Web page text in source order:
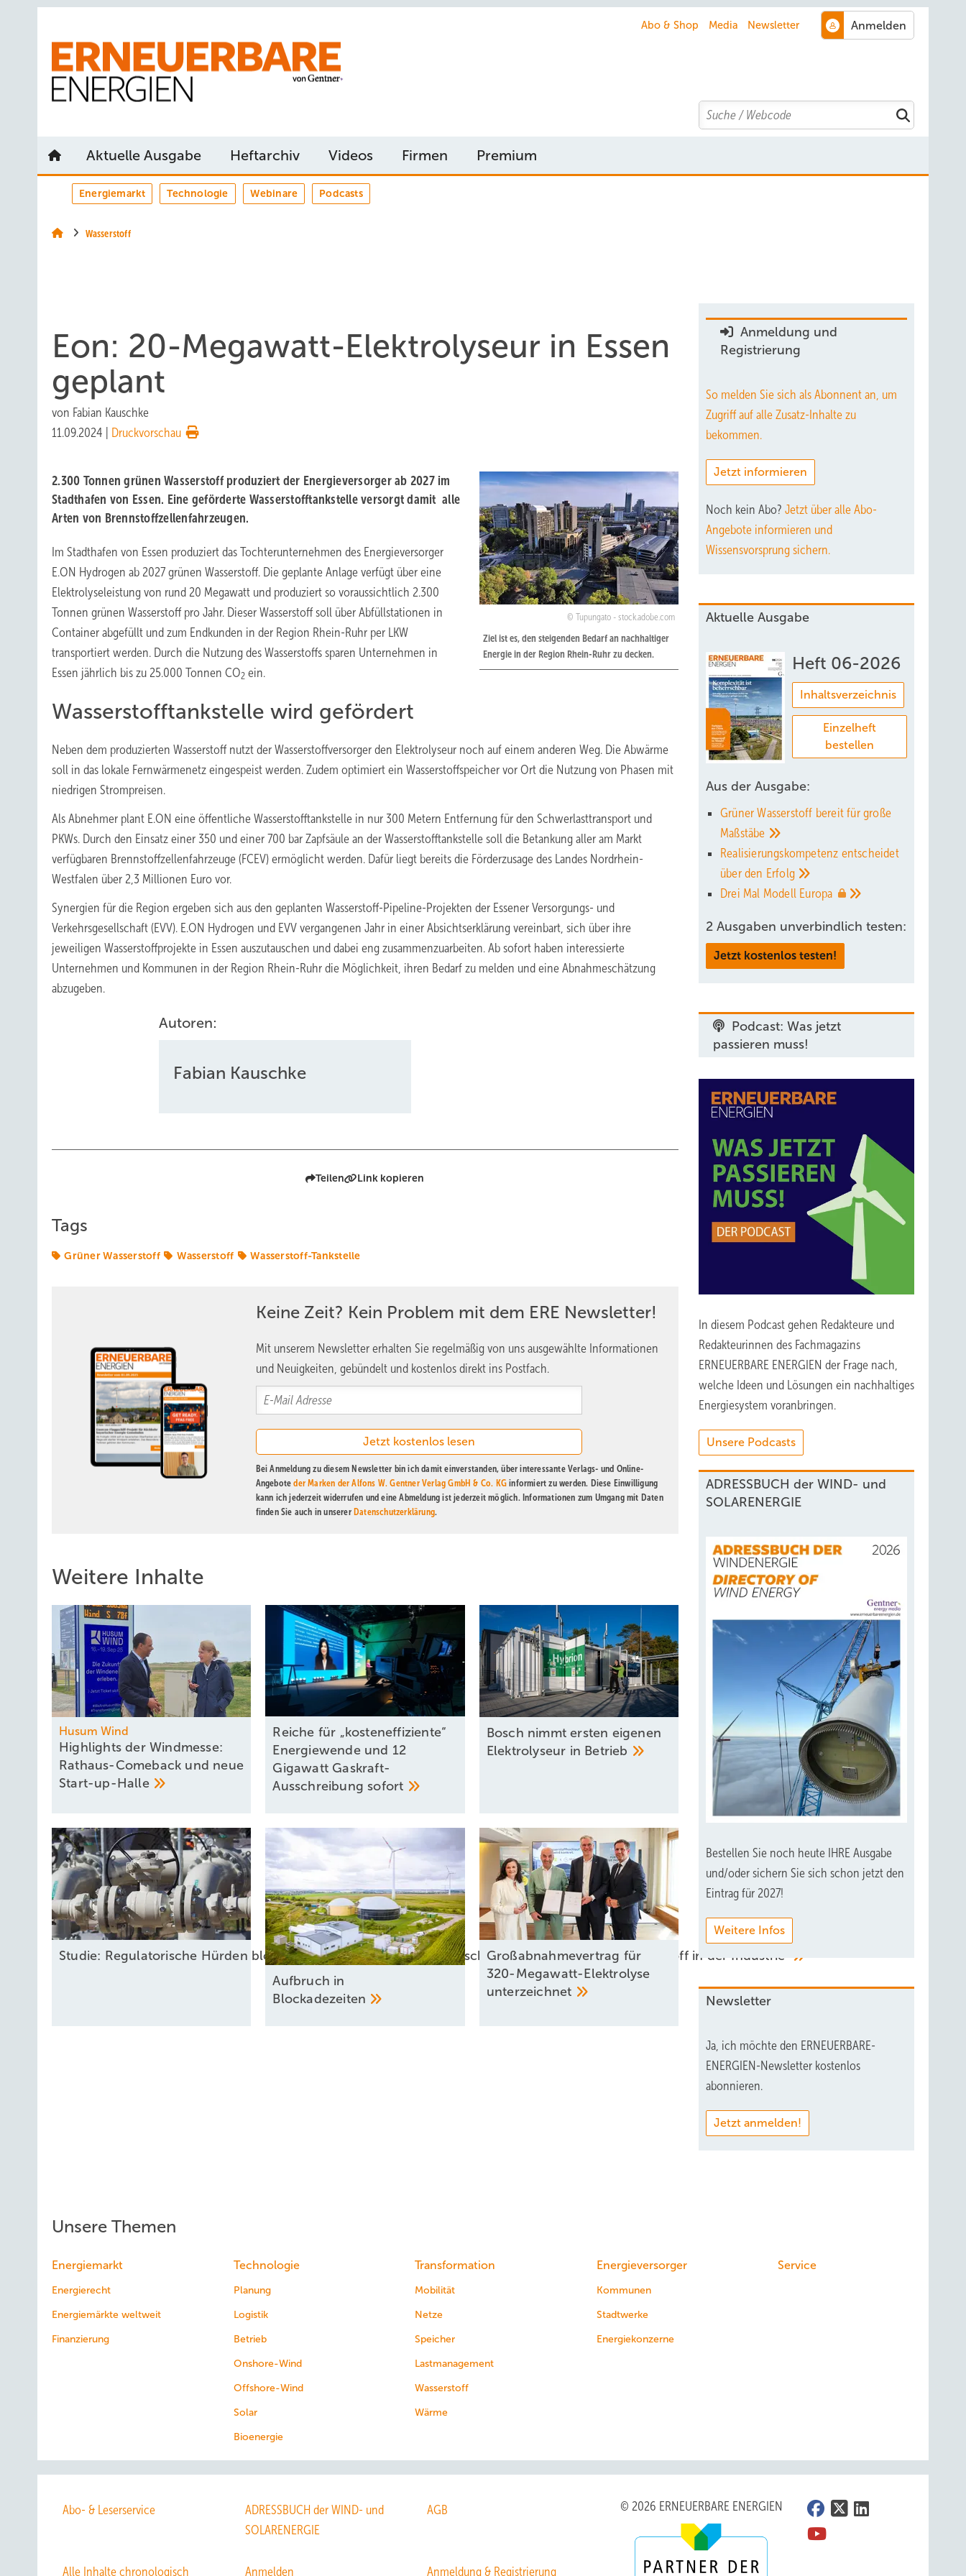
Abo & Shop Media Newsletter
Search
Aktuelle Ausgabe Heftarchiv Videos Firmen Premium
Energiemarkt Technologie Webinare Podcasts
Wasserstoff
Eon: 20-Megawatt-Elektrolyseur in Essen
geplant
von Fabian Kauschke
11.09.2024
Druckvorschau
Tupungato - stock.adobe.com
Ziel ist es, den steigenden Bedarf an nachhaltiger
Energie in der Region Rhein-Ruhr zu decken.
2.300 Tonnen grünen Wasserstoff produziert der Energieversorger ab 2027 im
Stadthafen von Essen. Eine geförderte Wasserstofftankstelle versorgt damit alle
Arten von Brennstoffzellenfahrzeugen.
Im Stadthafen von Essen produziert das Tochterunternehmen des Energieversorger
E.ON Hydrogen ab 2027 grünen Wasserstoff. Die geplante Anlage verfügt über eine
Elektrolyseleistung von rund 20 Megawatt und produziert so voraussichtlich 2.300
Tonnen grünen Wasserstoff pro Jahr. Dieser Wasserstoff soll über Abfüllstationen in
Container abgefüllt und zum Endkunden in der Region Rhein-Ruhr per LKW
transportiert werden. Durch die Nutzung des Wasserstoffs sparen Unternehmen in
Essen jährlich bis zu 25.000 Tonnen CO2 ein.
Wasserstofftankstelle wird gefördert
Neben dem produzierten Wasserstoff nutzt der Wasserstoffversorger den Elektrolyseur noch auf einem anderen Weg. Die Abwärme
soll in das lokale Fernwärmenetz eingespeist werden. Zudem optimiert ein Wasserstoffspeicher vor Ort die Nutzung von Phasen mit
niedrigen Strompreisen.
Als Abnehmer plant E.ON eine öffentliche Wasserstofftankstelle in nur 300 Metern Entfernung für den Schwerlasttransport und
PKWs. Durch den Einsatz einer 350 und einer 700 bar Zapfsäule an der Wasserstofftankstelle soll die Betankung aller am Markt
verfügbaren Brennstoffzellenfahrzeuge (FCEV) ermöglicht werden. Dafür liegt bereits die Förderzusage des Landes Nordrhein-
Westfalen über 2,3 Millionen Euro vor.
Synergien für die Region ergeben sich aus den geplanten Wasserstoff-Pipeline-Projekten der Essener Versorgungs- und
Verkehrsgesellschaft (EVV). E.ON Hydrogen und EVV vergangenen Jahr in einer Absichtserklärung vereinbart, sich über ihre
jeweiligen Wasserstoffprojekte in Essen auszutauschen und dabei eng zusammenzuarbeiten. Ab sofort haben interessierte
Unternehmen und Kommunen in der Region Rhein-Ruhr die Möglichkeit, ihren Bedarf zu melden und eine Abnahmeschätzung
abzugeben.
Autoren:
Fabian Kauschke
Teilen Link kopieren
Tags
Grüner Wasserstoff Wasserstoff Wasserstoff-Tankstelle
Keine Zeit? Kein Problem mit dem ERE Newsletter!
Mit unserem Newsletter erhalten Sie regelmäßig von uns ausgewählte Informationen
und Neuigkeiten, gebündelt und kostenlos direkt ins Postfach.
Bei Anmeldung zu diesem Newsletter bin ich damit einverstanden, über interessante Verlags- und Online-
Angeboteder Marken der Alfons W. Gentner Verlag GmbH & Co. KG informiert zu werden. Diese Einwilligung
kann ich jederzeit widerrufen und eine Abmeldung ist jederzeit möglich. Informationen zum Umgang mit Daten
finden Sie auch in unserer Datenschutzerklärung.
Weitere Inhalte
Husum Wind
Highlights der Windmesse:
Rathaus-Comeback und neue
Start-up-Halle
Reiche für „kosteneffiziente“
Energiewende und 12
Gigawatt Gaskraft-
Ausschreibungsofort
Bosch nimmt ersten eigenen
Elektrolyseur in Betrieb
Studie: Regulatorische Hürden blockieren wichtige Investitionsentscheidungen für grünen Wasserstoff in der Industrie
Aufbruch in
Blockadezeiten
Großabnahmevertrag für
320-Megawatt-Elektrolyse
unterzeichnet
Anmeldung und
Registrierung
So melden Sie sich als Abonnent an, um
Zugriff auf alle Zusatz-Inhalte zu
bekommen.
Jetzt informieren
Noch kein Abo? Jetzt über alle Abo-
Angebote informieren und
Wissensvorsprung sichern.
Aktuelle Ausgabe
Heft 06-2026
Inhaltsverzeichnis
Einzelheft
bestellen
Aus der Ausgabe:
Grüner Wasserstoff bereit für große
Maßstäbe
Realisierungskompetenz entscheidet
über den Erfolg
Drei Mal Modell Europa
2 Ausgaben unverbindlich testen:
Jetzt kostenlos testen!
Podcast: Was jetzt
passieren muss!
In diesem Podcast gehen Redakteure und
Redakteurinnen des Fachmagazins
ERNEUERBARE ENERGIEN der Frage nach,
welche Ideen und Lösungen ein nachhaltiges
Energiesystem voranbringen.
Unsere Podcasts
ADRESSBUCH der WIND- und
SOLARENERGIE
Bestellen Sie noch heute IHRE Ausgabe
und/oder sichern Sie sich schon jetzt den
Eintrag für 2027!
Weitere Infos
Newsletter
Ja, ich möchte den ERNEUERBARE-
ENERGIEN-Newsletter kostenlos
abonnieren.
Jetzt anmelden!
Unsere Themen
Energiemarkt
Energierecht
Energiemärkte weltweit
Finanzierung
Technologie
Planung
Logistik
Betrieb
Onshore-Wind
Offshore-Wind
Solar
Bioenergie
Transformation
Mobilität
Netze
Speicher
Lastmanagement
Wasserstoff
Wärme
Energieversorger
Kommunen
Stadtwerke
Energiekonzerne
Service
Abo- & Leserservice
ADRESSBUCH der WIND- und
SOLARENERGIE
AGB
Alle Inhalte chronologisch Anmelden Anmeldung & Registrierung
© 2026 ERNEUERBARE ENERGIEN